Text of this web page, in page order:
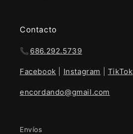
Contacto
📞 686.292.5739
Facebook Instagram TikTok
encordando@gmail.com
Envíos